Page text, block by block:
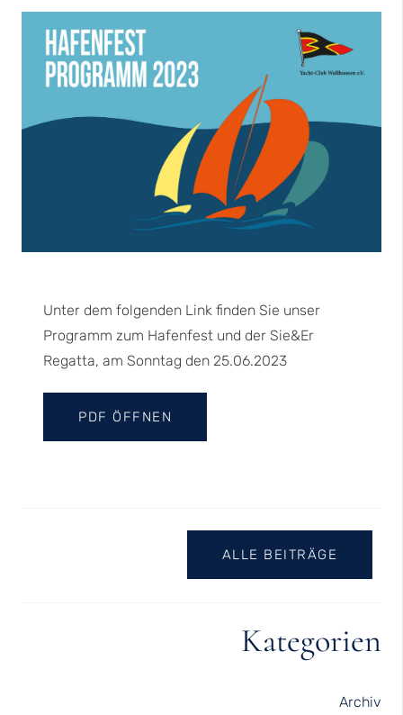
Unter dem folgenden Link finden Sie unser
Programm zum Hafenfest und der Sie&Er
Regatta, am Sonntag den 25.06.2023
PDF ÖFFNEN
ALLE BEITRÄGE
Kategorien
Archiv